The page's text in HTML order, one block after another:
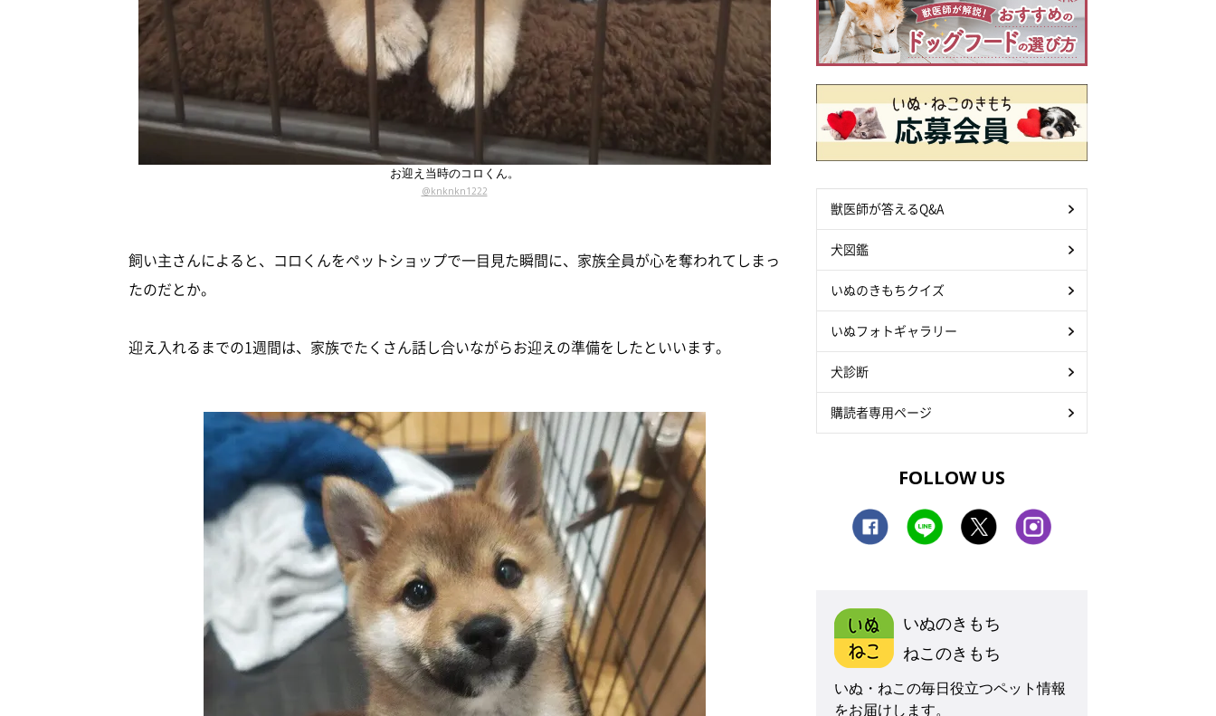
お迎え当時のコロくん。
@knknkn1222
飼い主さんによると、コロくんをペットショップで一目見た瞬間に、家族全員が心を奪われてしまっ
たのだとか。
迎え入れるまでの1週間は、家族でたくさん話し合いながらお迎えの準備をしたといいます。
獣医師が答えるQ&A
犬図鑑
いぬのきもちクイズ
いぬフォトギャラリー
犬診断
購読者専用ページ
FOLLOW US
いぬのきもち
ねこのきもち
いぬ・ねこの毎日役立つペット情報
をお届けします。